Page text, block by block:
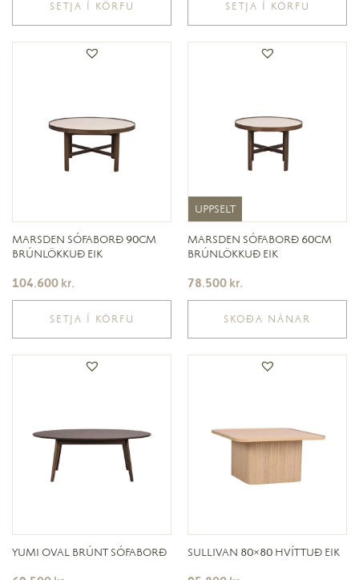
SETJA Í KÖRFU SETJA Í KÖRFU
MARSDEN SÓFABORÐ 90CM
BRÚNLÖKKUÐ EIK
104.600 kr.
SETJA Í KÖRFU
UPPSELT
UPPSELT
MARSDEN SÓFABORÐ 60CM
BRÚNLÖKKUÐ EIK
78.500 kr.
SKOÐA NÁNAR
YUMI OVAL BRÚNT SÓFABORÐ SULLIVAN 80×80 HVÍTTUÐ EIK